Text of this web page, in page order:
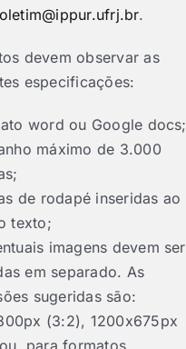
.
devem observar as
especificações:
word ou Google docs;
máximo de 3.000
de rodapé inseridas ao
texto;
imagens devem ser
em separado. As
sugeridas são:
(3:2), 1200x675px
para formatos